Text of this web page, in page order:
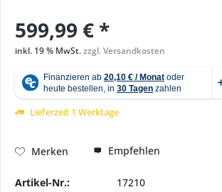
599,99 € *
inkl. 19 % MwSt.zzgl. Versandkosten
Lieferzeit 1 Werktage
Merken Empfehlen
Artikel-Nr.:
17210